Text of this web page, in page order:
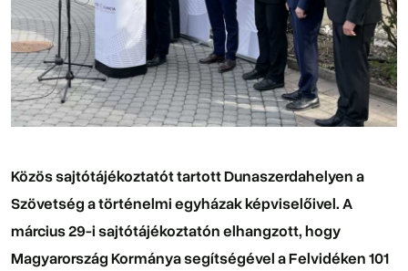
Közös sajtótájékoztatót tartott Dunaszerdahelyen a
Szövetség a történelmi egyházak képviselőivel. A
március 29-i sajtótájékoztatón elhangzott, hogy
Magyarország Kormánya segítségével a Felvidéken 101